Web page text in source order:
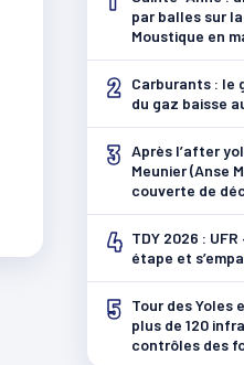
par balles sur
Moustique en
2
Carburants : le
du gaz baisse
3 Après l’after
Meunier (Anse
couverte de
4 TDY 2026 :
étape et
5
Tour des Yoles
plus de 120
contrôles des